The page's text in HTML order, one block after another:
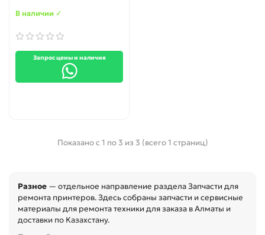
В наличии ✓
Запрос цены и наличия
Показано с 1 по 3 из 3 (всего 1 страниц)
Разное — отдельное направление раздела Запчасти для
ремонта принтеров. Здесь собраны запчасти и сервисные
материалы для ремонта техники для заказа в Алматы и
доставки по Казахстану.